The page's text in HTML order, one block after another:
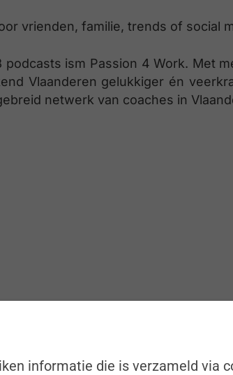
vrienden, familie, trends of social
ism Passion 4 Work. Met
Vlaanderen gelukkiger én
netwerk van coaches in
informatie die is verzameld via